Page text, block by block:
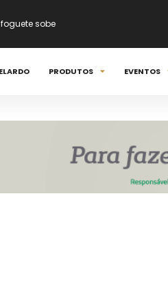
Jardim Oceania
Birthday
APL
PRODUTOS EVENTOS